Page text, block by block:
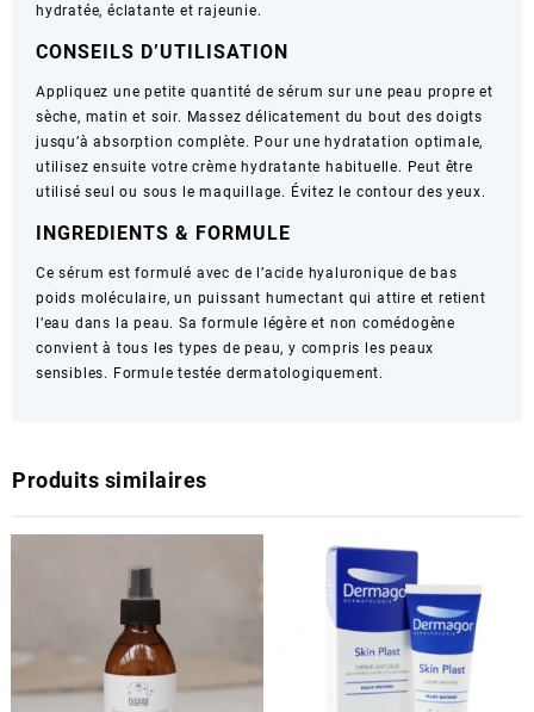
hydratée, éclatante et rajeunie.
CONSEILS D’UTILISATION
Appliquez une petite quantité de sérum sur une peau propre et
sèche, matin et soir. Massez délicatement du bout des doigts
jusqu’à absorption complète. Pour une hydratation optimale,
utilisez ensuite votre crème hydratante habituelle. Peut être
utilisé seul ou sous le maquillage. Évitez le contour des yeux.
INGREDIENTS & FORMULE
Ce sérum est formulé avec de l’acide hyaluronique de bas
poids moléculaire, un puissant humectant qui attire et retient
l’eau dans la peau. Sa formule légère et non comédogène
convient à tous les types de peau, y compris les peaux
sensibles. Formule testée dermatologiquement.
Produits similaires